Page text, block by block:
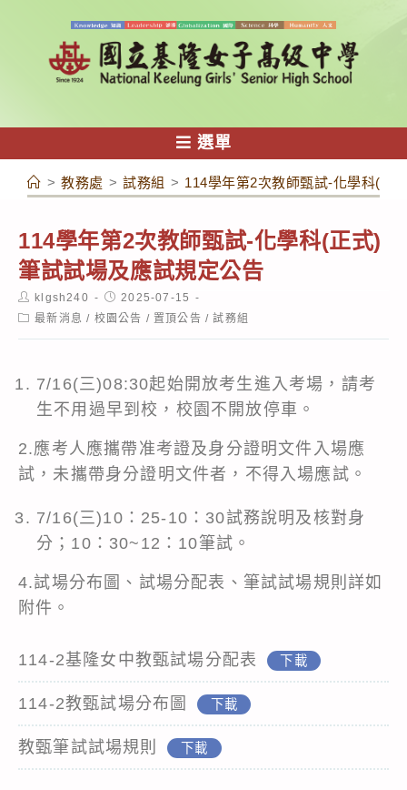
容
選單
> 教務處 > 試務組 > 114學年第2次教師甄試-化學科(正
114學年第2次教師甄試-化學科(正式)
筆試試場及應試規定公告
Post
author:
klgsh240
Post
published:
2025-07-15
Post最新消息 / 校園公告 / 置頂公告 / 試務組
7/16(三)08:30起始開放考生進入考場，請考
生不用過早到校，校園不開放停車。
2.應考人應攜帶准考證及身分證明文件入場應
試，未攜帶身分證明文件者，不得入場應試。
7/16(三)10：25-10：30試務說明及核對身
分；10：30~12：10筆試。
4.試場分布圖、試場分配表、筆試試場規則詳如
附件。
114-2基隆女中教甄試場分配表 下載
114-2教甄試場分布圖 下載
教甄筆試試場規則 下載